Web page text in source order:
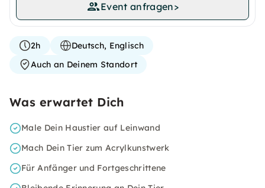
Event anfragen>
2h
Deutsch, Englisch
Auch an Deinem Standort
Was erwartet Dich
Male Dein Haustier auf Leinwand
Mach Dein Tier zum Acrylkunstwerk
Für Anfänger und Fortgeschrittene